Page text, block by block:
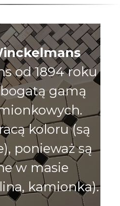
od 1894 roku
gamą
koloru (są
ponieważ są
w masie
kamionka).